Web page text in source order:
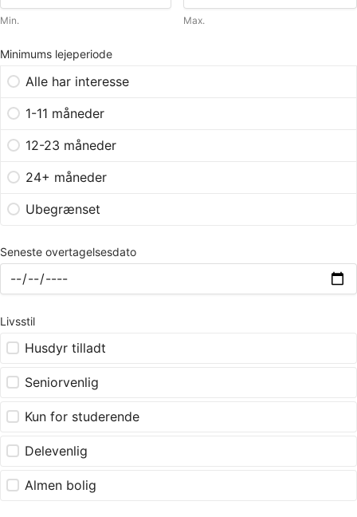
Min. Max.
Minimums lejeperiode
Alle har interesse
1-11 måneder
12-23 måneder
24+ måneder
Ubegrænset
Seneste overtagelsesdato
Livsstil
Husdyr tilladt
Seniorvenlig
Kun for studerende
Delevenlig
Almen bolig